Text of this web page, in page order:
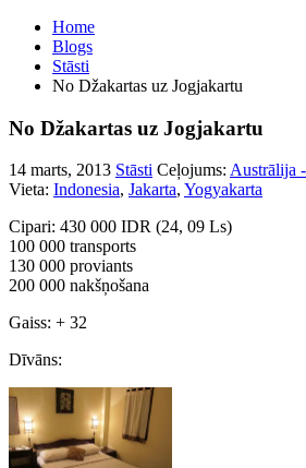
Home
Blogs
Stāsti
No Džakartas uz Jogjakartu
No Džakartas uz Jogjakartu
14 marts, 2013 Stāsti Ceļojums: Austrālija
Vieta: Indonesia, Jakarta, Yogyakarta
Cipari: 430 000 IDR (24, 09 Ls)
100 000 transports
130 000 proviants
200 000 nakšņošana
Gaiss: + 32
Dīvāns: